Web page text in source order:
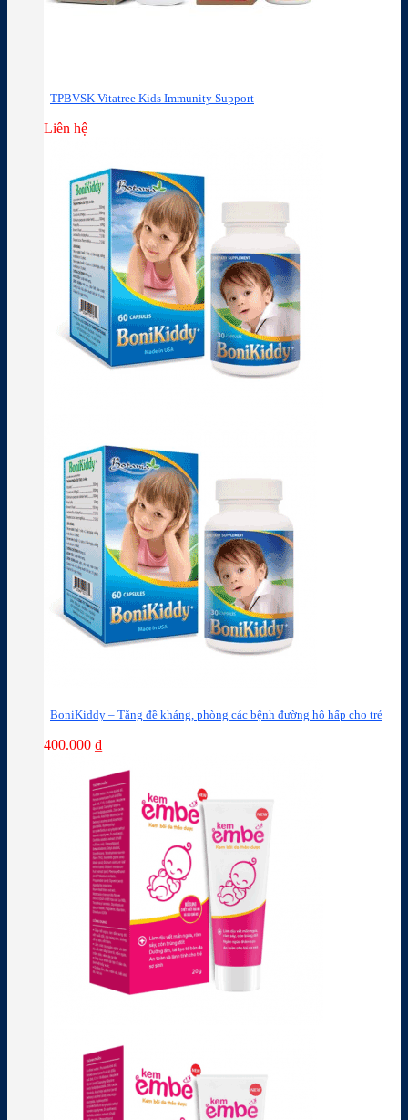
TPBVSK Vitatree Kids Immunity Support
Liên hệ
BoniKiddy – Tăng đề kháng, phòng các bệnh đường hô hấp cho trẻ
400.000 ₫